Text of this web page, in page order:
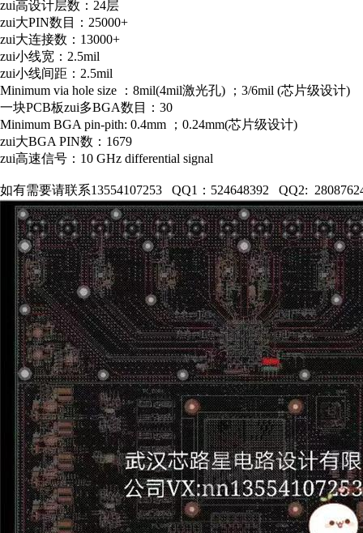
zui高设计层数：24层
zui大PIN数目：25000+
zui大连接数：13000+
zui小线宽：2.5mil
zui小线间距：2.5mil
Minimum via hole size ：8mil(4mil激光孔) ；3/6mil (芯片级设计)
一块PCB板zui多BGA数目：30
Minimum BGA pin-pith: 0.4mm ；0.24mm(芯片级设计)
zui大BGA PIN数：1679
zui高速信号：10 GHz differential signal
如有需要请联系13554107253 QQ1：524648392 QQ2: